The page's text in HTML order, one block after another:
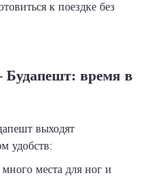
к поездке без
Будапешт: время в
выходят
удобств:
много места для ног и